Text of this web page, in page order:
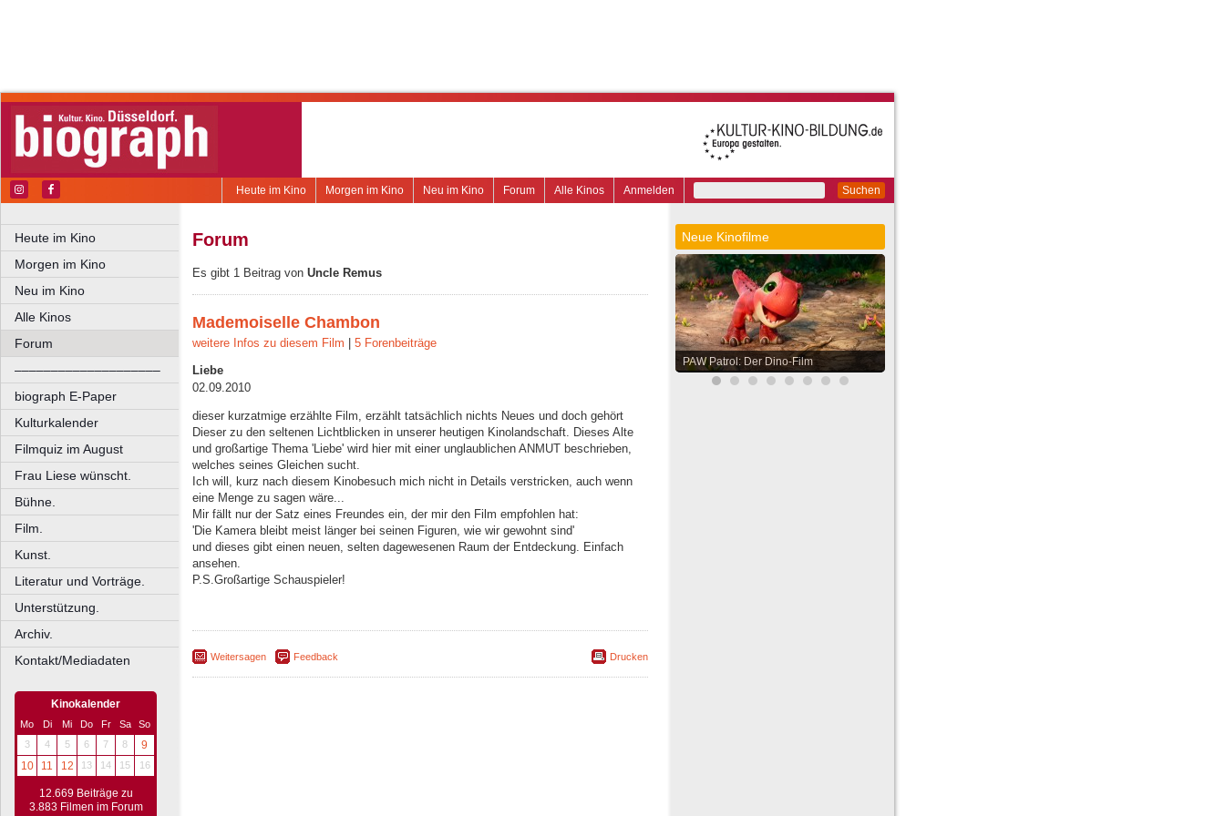
Suchen
Anmelden
Alle Kinos
Forum
Neu im Kino
Morgen im Kino
Heute im Kino
Heute im Kino
Morgen im Kino
Neu im Kino
Alle Kinos
Forum
––––––––––––––––––––
biograph E-Paper
Kulturkalender
Filmquiz im August
Frau Liese wünscht.
Bühne.
Film.
Kunst.
Literatur und Vorträge.
Unterstützung.
Archiv.
Kontakt/Mediadaten
Kinokalender
Mo Di Mi Do Fr Sa
So
3
4 5 6 7 8
9
10
11 12 13 14 15 16
12.669 Beiträge zu
3.883 Filmen im Forum
Forum
Es gibt 1 Beitrag von Uncle Remus
Mademoiselle Chambon
weitere Infos zu diesem Film 5 Forenbeiträge
Liebe
02.09.2010
dieser kurzatmige erzählte Film, erzählt tatsächlich nichts Neues und doch gehört
Dieser zu den seltenen Lichtblicken in unserer heutigen Kinolandschaft. Dieses Alte
und großartige Thema 'Liebe' wird hier mit einer unglaublichen ANMUT beschrieben,
welches seines Gleichen sucht.
Ich will, kurz nach diesem Kinobesuch mich nicht in Details verstricken, auch wenn
eine Menge zu sagen wäre...
Mir fällt nur der Satz eines Freundes ein, der mir den Film empfohlen hat:
'Die Kamera bleibt meist länger bei seinen Figuren, wie wir gewohnt sind'
und dieses gibt einen neuen, selten dagewesenen Raum der Entdeckung. Einfach
ansehen.
P.S.Großartige Schauspieler!
Weitersagen Feedback Drucken
Neue Kinofilme
PAW Patrol: Der Dino-Film